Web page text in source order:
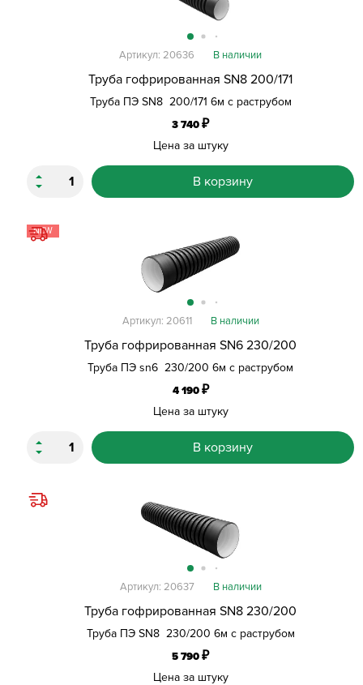
Труба гофрированная SN8 200/171
Труба ПЭ SN8 200/171 6м с раструбом
Артикул: 20636 В наличии
3 740₽
Цена за штуку
В корзину
NEW
Труба гофрированная SN6 230/200
Труба ПЭ sn6 230/200 6м с раструбом
Артикул: 20611 В наличии
4 190₽
Цена за штуку
В корзину
Труба гофрированная SN8 230/200
Труба ПЭ SN8 230/200 6м с раструбом
Артикул: 20637 В наличии
5 790₽
Цена за штуку